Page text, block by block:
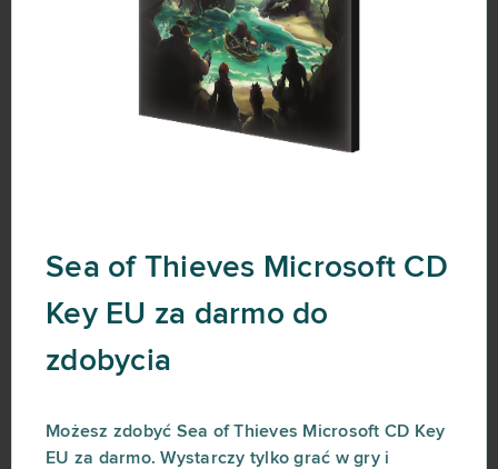
Sea of Thieves Microsoft CD
Key EU za darmo do
zdobycia
Możesz zdobyć Sea of Thieves Microsoft CD Key
EU za darmo. Wystarczy tylko grać w gry i